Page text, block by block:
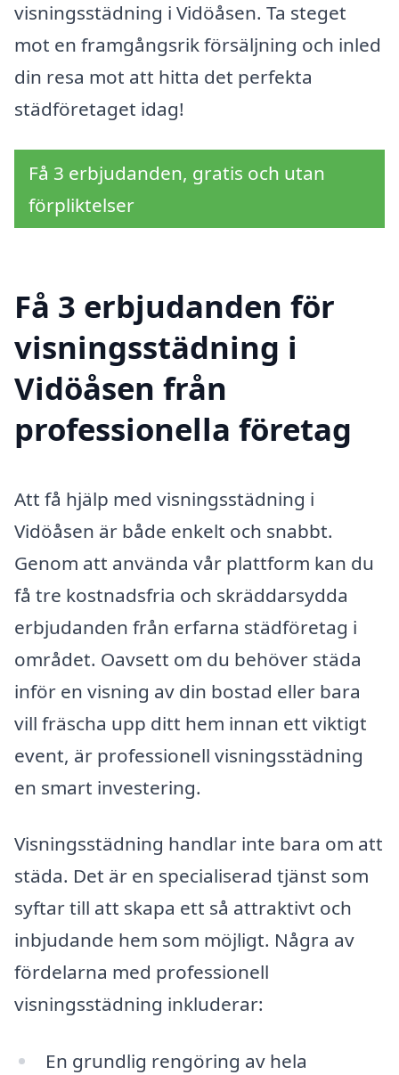
visningsstädning i Vidöåsen. Ta steget
mot en framgångsrik försäljning och inled
din resa mot att hitta det perfekta
städföretaget idag!
Få 3 erbjudanden, gratis och utan
förpliktelser
Få 3 erbjudanden för
visningsstädning i
Vidöåsen från
professionella företag
Att få hjälp med visningsstädning i
Vidöåsen är både enkelt och snabbt.
Genom att använda vår plattform kan du
få tre kostnadsfria och skräddarsydda
erbjudanden från erfarna städföretag i
området. Oavsett om du behöver städa
inför en visning av din bostad eller bara
vill fräscha upp ditt hem innan ett viktigt
event, är professionell visningsstädning
en smart investering.
Visningsstädning handlar inte bara om att
städa. Det är en specialiserad tjänst som
syftar till att skapa ett så attraktivt och
inbjudande hem som möjligt. Några av
fördelarna med professionell
visningsstädning inkluderar:
En grundlig rengöring av hela